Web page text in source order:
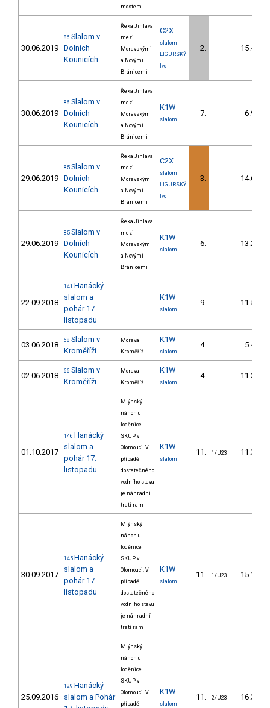
mostem
30.06.2019
86 Slalom v
Dolních
Kounicích
Řeka Jihlava
mezi
Moravskými
a Novými
Bránicemi
C2X
slalom
LIGURSKÝ
Ivo
2. 15.40
30.06.2019
86 Slalom v
Dolních
Kounicích
Řeka Jihlava
mezi
Moravskými
a Novými
Bránicemi
K1W
slalom
7. 6.90
29.06.2019
85 Slalom v
Dolních
Kounicích
Řeka Jihlava
mezi
Moravskými
a Novými
Bránicemi
C2X
slalom
LIGURSKÝ
Ivo
3. 14.60
29.06.2019
85 Slalom v
Dolních
Kounicích
Řeka Jihlava
mezi
Moravskými
a Novými
Bránicemi
K1W
slalom
6. 13.20
22.09.2018
141 Hanácký
slalom a
pohár 17.
listopadu
K1W
slalom
9. 11.50
03.06.2018 68 Slalom v
Kroměříži
Morava
Kroměříž
K1W
slalom
4. 5.40
02.06.2018 66 Slalom v
Kroměříži
Morava
Kroměříž
K1W
slalom
4. 11.20
01.10.2017
146 Hanácký
slalom a
pohár 17.
listopadu
Mlýnský
náhon u
loděnice
SKUP v
Olomouci. V
případě
dostatečného
vodního stavu
je náhradní
tratí ram
K1W
slalom
11. 1/U23 11.30
30.09.2017
145 Hanácký
slalom a
pohár 17.
listopadu
Mlýnský
náhon u
loděnice
SKUP v
Olomouci. V
případě
dostatečného
vodního stavu
je náhradní
tratí ram
K1W
slalom
11. 1/U23 15.10
25.09.2016
129 Hanácký
slalom a Pohár
Mlýnský
náhon u
loděnice
SKUP v
Olomouci. V
případě
K1W
slalom
11. 2/U23 16.30